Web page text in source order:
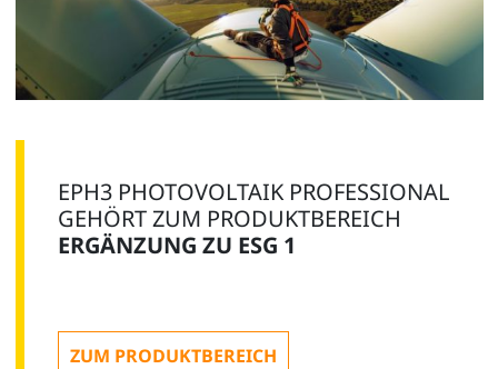
EPH3 PHOTOVOLTAIK PROFESSIONAL
GEHÖRT ZUM PRODUKTBEREICH
ERGÄNZUNG ZU ESG 1
ZUM PRODUKTBEREICH